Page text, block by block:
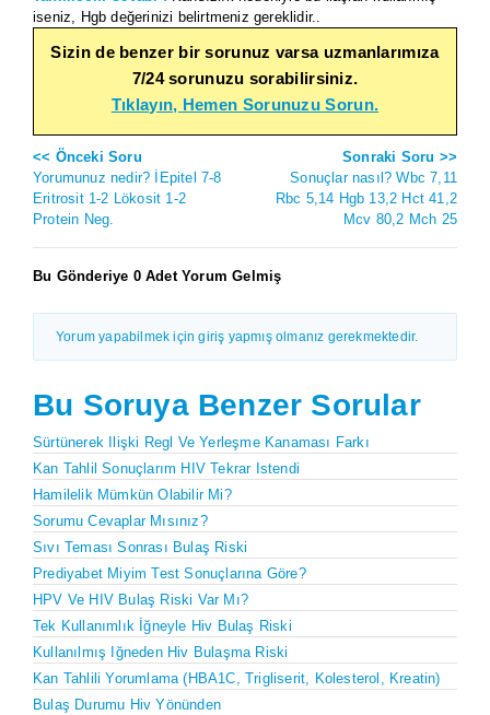
iseniz, Hgb değerinizi belirtmeniz gereklidir..
Sizin de benzer bir sorunuz varsa uzmanlarımıza
7/24 sorunuzu sorabilirsiniz.
Tıklayın, Hemen Sorunuzu Sorun.
<< Önceki Soru
Yorumunuz nedir? İEpitel 7-8
Eritrosit 1-2 Lökosit 1-2
Protein Neg.
Sonraki Soru >>
Sonuçlar nasıl? Wbc 7,11
Rbc 5,14 Hgb 13,2 Hct 41,2
Mcv 80,2 Mch 25
Bu Gönderiye 0 Adet Yorum Gelmiş
Yorum yapabilmek için giriş yapmış olmanız gerekmektedir.
Bu Soruya Benzer Sorular
Sürtünerek Ilişki Regl Ve Yerleşme Kanaması Farkı
Kan Tahlil Sonuçlarım HIV Tekrar Istendi
Hamilelik Mümkün Olabilir Mi?
Sorumu Cevaplar Mısınız?
Sıvı Teması Sonrası Bulaş Riski
Prediyabet Miyim Test Sonuçlarına Göre?
HPV Ve HIV Bulaş Riski Var Mı?
Tek Kullanımlık İğneyle Hiv Bulaş Riski
Kullanılmış Iğneden Hiv Bulaşma Riski
Kan Tahlili Yorumlama (HBA1C, Trigliserit, Kolesterol, Kreatin)
Bulaş Durumu Hiv Yönünden